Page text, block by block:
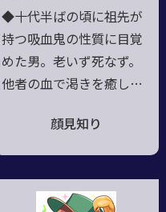
のが悩み
◆十代半ばの頃に祖先が
持つ吸血鬼の性質に目覚
めた男。老いず死なず。
他者の血で渇きを癒した
はないと拒絶し続けてい
る。 異常な欲求の源が
子……血液にあると知っ
顔見知り